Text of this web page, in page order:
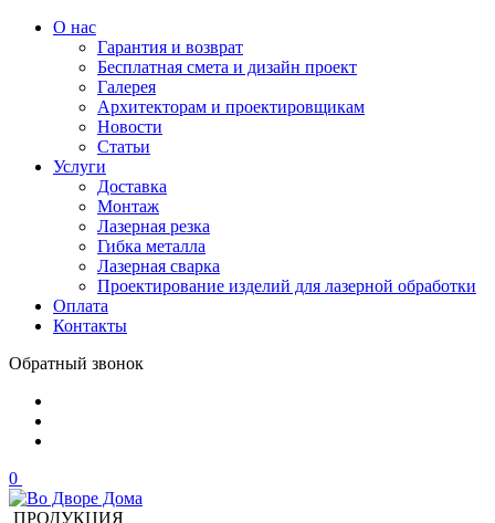
О нас
Гарантия и возврат
Бесплатная смета и дизайн проект
Галерея
Архитекторам и проектировщикам
Новости
Статьи
Услуги
Доставка
Монтаж
Лазерная резка
Гибка металла
Лазерная сварка
Проектирование изделий для лазерной обработки
Оплата
Контакты
Обратный звонок
0
ПРОДУКЦИЯ